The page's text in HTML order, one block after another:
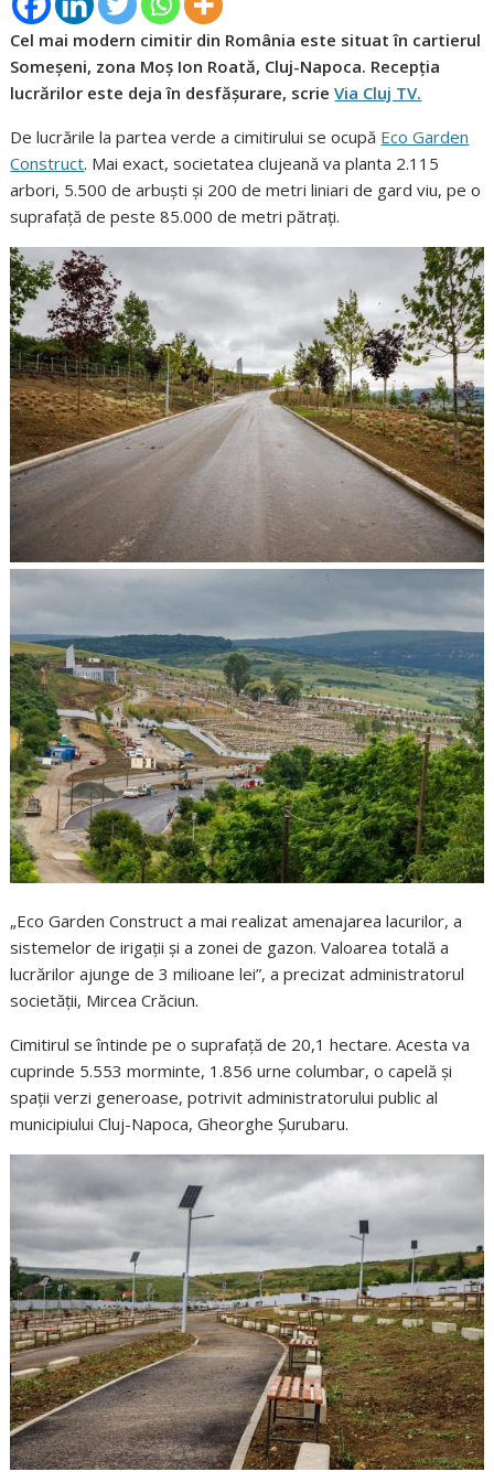
Cel mai modern cimitir din România este situat în cartierul
Someșeni, zona Moș Ion Roată, Cluj-Napoca. Recepția
lucrărilor este deja în desfășurare, scrieVia Cluj TV.
De lucrările la partea verde a cimitirului se ocupă Eco Garden
Construct. Mai exact, societatea clujeană va planta 2.115
arbori, 5.500 de arbuști și 200 de metri liniari de gard viu, pe o
suprafață de peste 85.000 de metri pătrați.
„Eco Garden Construct a mai realizat amenajarea lacurilor, a
sistemelor de irigații și a zonei de gazon. Valoarea totală a
lucrărilor ajunge de 3 milioane lei”, a precizat administratorul
societății, Mircea Crăciun.
Cimitirul se întinde pe o suprafață de 20,1 hectare. Acesta va
cuprinde 5.553 morminte, 1.856 urne columbar, o capelă și
spații verzi generoase, potrivit administratorului public al
municipiului Cluj-Napoca, Gheorghe Șurubaru.